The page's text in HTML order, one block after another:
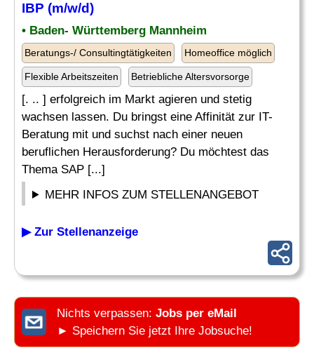
IBP (m/w/d)
• Baden- Württemberg Mannheim
Beratungs-/ Consultingtätigkeiten Homeoffice möglich
Flexible Arbeitszeiten Betriebliche Altersvorsorge
[. .. ] erfolgreich im Markt agieren und stetig
wachsen lassen. Du bringst eine Affinität zur IT-
Beratung mit und suchst nach einer neuen
beruflichen Herausforderung? Du möchtest das
Thema SAP [...]
MEHR INFOS ZUM STELLENANGEBOT
▶ Zur Stellenanzeige
Nichts verpassen: Jobs per eMail
► Speichern Sie jetzt Ihre Jobsuche!